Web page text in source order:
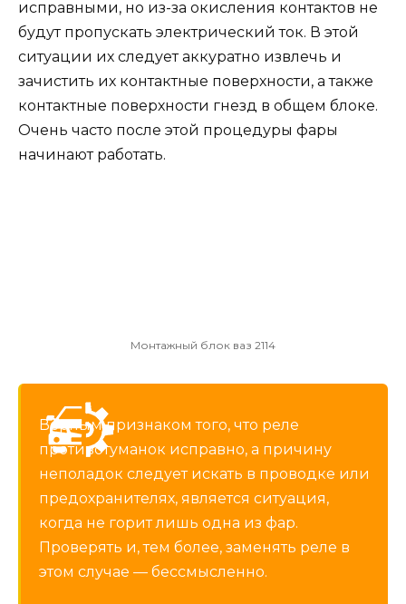
исправными, но из-за окисления контактов не
будут пропускать электрический ток. В этой
ситуации их следует аккуратно извлечь и
зачистить их контактные поверхности, а также
контактные поверхности гнезд в общем блоке.
Очень часто после этой процедуры фары
начинают работать.
Монтажный блок ваз 2114
Верным признаком того, что реле
противотуманок исправно, а причину
неполадок следует искать в проводке или
предохранителях, является ситуация,
когда не горит лишь одна из фар.
Проверять и, тем более, заменять реле в
этом случае — бессмысленно.